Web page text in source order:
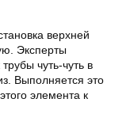
верхней
Эксперты
чуть-чуть в
Выполняется это
элемента к